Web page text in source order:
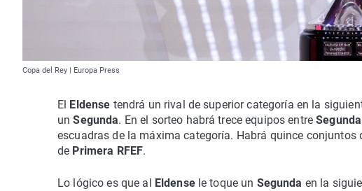
Copa del Rey | Europa Press
El Eldense tendrá un rival de superior categoría en la
unSegunda. En el sorteo habrá trece equipos entre
escuadras de la máxima categoría. Habrá quince conjuntos
de Primera RFEF.
Lo lógico es que al Eldense le toque un Segunda en la